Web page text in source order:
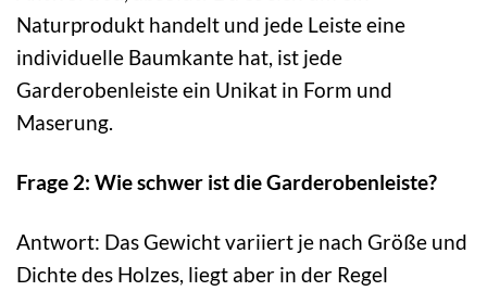
Naturprodukt handelt und jede Leiste eine
individuelle Baumkante hat, ist jede
Garderobenleiste ein Unikat in Form und
Maserung.
Frage 2: Wie schwer ist die Garderobenleiste?
Antwort: Das Gewicht variiert je nach Größe und
Dichte des Holzes, liegt aber in der Regel